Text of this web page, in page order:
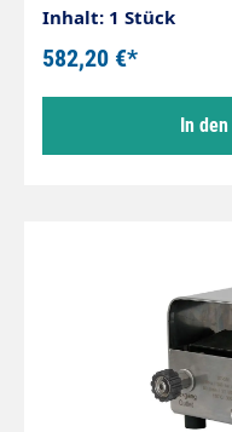
150°C
Inhalt: 1 Stück
582,20 €*
In